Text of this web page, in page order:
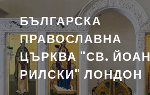
БЪЛГАРСКА
ПРАВОСЛАВНА
ЦЪРКВА "СВ. ЙОАН
РИЛСКИ" ЛОНДОН